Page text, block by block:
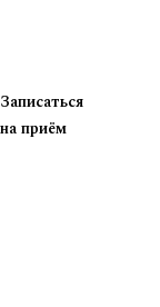
Записаться
на приём